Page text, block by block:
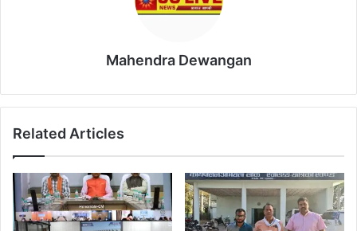
Mahendra Dewangan
Related Articles